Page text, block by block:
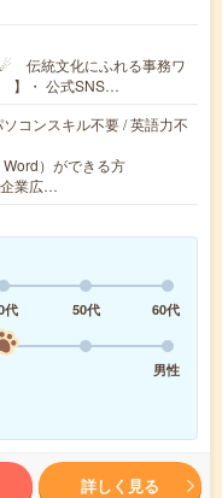
伝統文化にふれる事務ワ
】・ 公式SNS…
コンスキル不要 / 英語力不
）ができる方
業広…
代 50代
60代
男性
詳しく見る